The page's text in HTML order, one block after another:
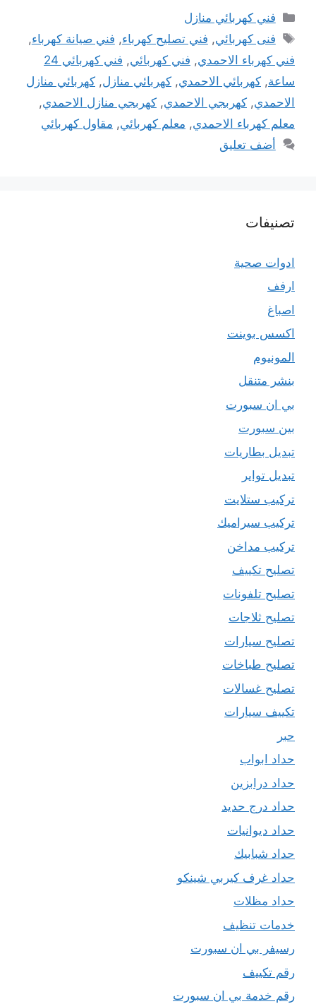
التصنيفات
فني كهربائي منازل
الوسوم
فنى كهربائي, فني تصليح كهرباء, فني صيانة كهرباء,
فني كهرباء الاحمدي, فني كهربائي,
فني كهربائي 24
ساعة, كهربائي الاحمدي, كهربائي منازل, كهربائي منازل
الاحمدي, كهربجي الاحمدي, كهربجي منازل الاحمدي,
معلم كهرباء الاحمدي, معلم كهربائي, مقاول كهربائي
أضف تعليق
تصنيفات
ادوات صحية
ارفف
اصباغ
اكسس بوينت
المونيوم
بنشر متنقل
بي ان سبورت
بين سبورت
تبديل بطاريات
تبديل تواير
تركيب ستلايت
تركيب سيراميك
تركيب مداخن
تصليح تكييف
تصليح تلفونات
تصليح ثلاجات
تصليح سيارات
تصليح طباخات
تصليح غسالات
تكييف سيارات
حبر
حداد ابواب
حداد درابزين
حداد درج حديد
حداد ديوانيات
حداد شبابيك
حداد غرف كيربي شينكو
حداد مظلات
خدمات تنظيف
رسيفر بي ان سبورت
رقم تكييف
رقم خدمة بي ان سبورت